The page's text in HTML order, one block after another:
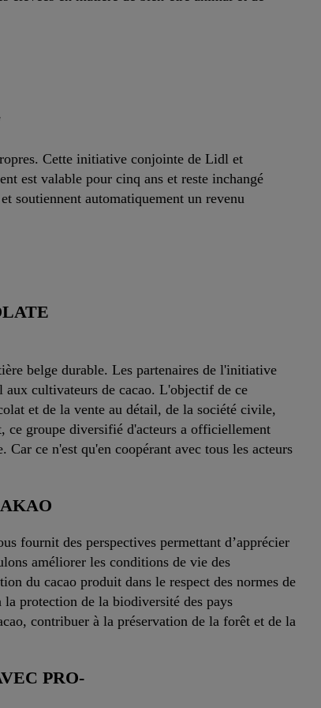
Cette initiative conjointe de Lidl et
est valable pour cinq ans et reste inchangé
soutiennent automatiquement un revenu
belge durable. Les partenaires de l'initiative
cultivateurs de cacao. L'objectif de ce
et de la vente au détail, de la société civile,
ce groupe diversifié d'acteurs a officiellement
ce n'est qu'en coopérant avec tous les acteurs
fournit des perspectives permettant d’apprécier
améliorer les conditions de vie des
du cacao produit dans le respect des normes de
protection de la biodiversité des pays
contribuer à la préservation de la forêt et de la
PRO-